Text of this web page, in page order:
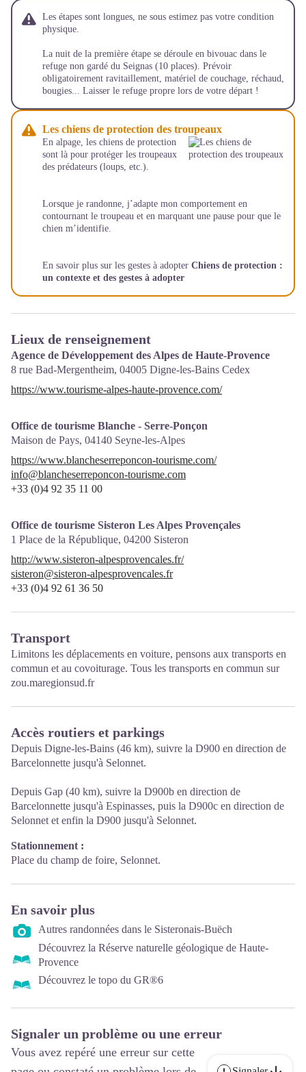
Les étapes sont longues, ne sous estimez pas votre condition
physique.
La nuit de la première étape se déroule en bivouac dans le
refuge non gardé du Seignas (10 places). Prévoir
obligatoirement ravitaillement, matériel de couchage, réchaud,
bougies... Laisser le refuge propre lors de votre départ !
Les chiens de protection des troupeaux
En alpage, les chiens de protection
sont là pour protéger les troupeaux
des prédateurs (loups, etc.).
Lorsque je randonne, j’adapte mon comportement en
contournant le troupeau et en marquant une pause pour que le
chien m’identifie.
En savoir plus sur les gestes à adopter Chiens de protection :
un contexte et des gestes à adopter
Lieux de renseignement
Agence de Développement des Alpes de Haute-Provence
8 rue Bad-Mergentheim, 04005 Digne-les-Bains Cedex
https://www.tourisme-alpes-haute-provence.com/
Office de tourisme Blanche - Serre-Ponçon
Maison de Pays, 04140 Seyne-les-Alpes
https://www.blancheserreponcon-tourisme.com/
info@blancheserreponcon-tourisme.com
+33 (0)4 92 35 11 00
Office de tourisme Sisteron Les Alpes Provençales
1 Place de la République, 04200 Sisteron
http://www.sisteron-alpesprovencales.fr/
sisteron@sisteron-alpesprovencales.fr
+33 (0)4 92 61 36 50
Transport
Limitons les déplacements en voiture, pensons aux transports en
commun et au covoiturage. Tous les transports en commun sur
zou.maregionsud.fr
Accès routiers et parkings
Depuis Digne-les-Bains (46 km), suivre la D900 en direction de
Barcelonnette jusqu'à Selonnet.
Depuis Gap (40 km), suivre la D900b en direction de
Barcelonnette jusqu'à Espinasses, puis la D900c en direction de
Selonnet et enfin la D900 jusqu'à Selonnet.
Stationnement :
Place du champ de foire, Selonnet.
En savoir plus
Autres randonnées dans le Sisteronais-Buëch
Découvrez la Réserve naturelle géologique de Haute-
Provence
Découvrez le topo du GR®6
Signaler un problème ou une erreur
Vous avez repéré une erreur sur cette